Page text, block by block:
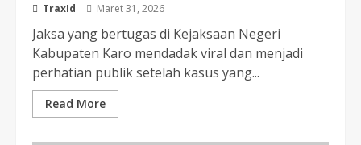
TraxId Maret 31, 2026
Jaksa yang bertugas di Kejaksaan Negeri
Kabupaten Karo mendadak viral dan menjadi
perhatian publik setelah kasus yang...
Read More